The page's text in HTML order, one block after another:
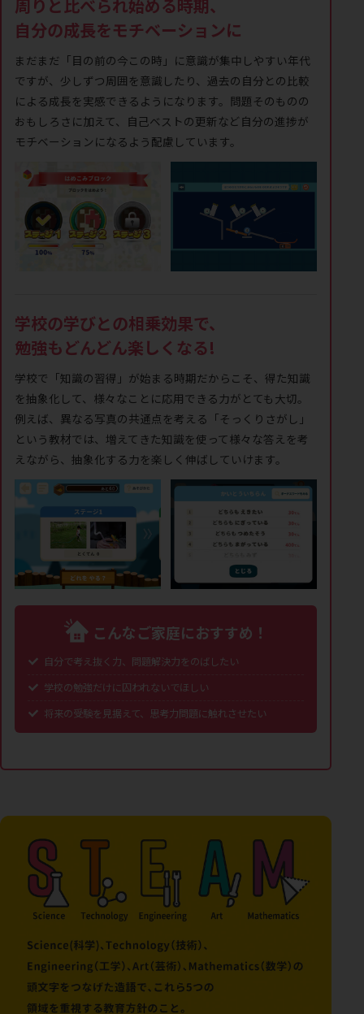
周りと比べられ始める時期、
自分の成長をモチベーションに
まだまだ「目の前の今この時」に意識が集中しやすい年代
ですが、少しずつ周囲を意識したり、過去の自分との比較
による成長を実感できるようになります。問題そのものの
おもしろさに加えて、自己ベストの更新など自分の進捗が
モチベーションになるよう配慮しています。
学校の学びとの相乗効果で、
勉強もどんどん楽しくなる!
学校で「知識の習得」が始まる時期だからこそ、得た知識
を抽象化して、様々なことに応用できる力がとても大切。
例えば、異なる写真の共通点を考える「そっくりさがし」
という教材では、増えてきた知識を使って様々な答えを考
えながら、抽象化する力を楽しく伸ばしていけます。
こんなご家庭におすすめ！
自分で考え抜く力、問題解決力をのばしたい
学校の勉強だけに囚われないでほしい
将来の受験を見据えて、思考力問題に触れさせたい